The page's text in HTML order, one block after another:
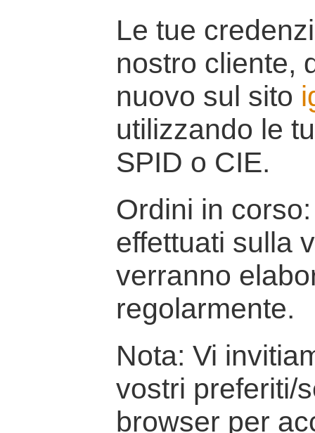
Le tue
nostro cliente,
nuovo sul sito
utilizzando le
SPID o CIE.
Ordini in
effettuati sulla
verranno
regolarmente.
Nota: Vi
vostri preferiti/
browser per